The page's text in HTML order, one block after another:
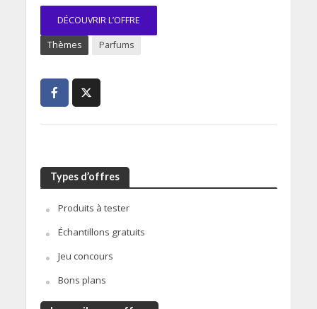
DÉCOUVRIR L’OFFRE
Thèmes Parfums
Types d’offres
Produits à tester
Échantillons gratuits
Jeu concours
Bons plans